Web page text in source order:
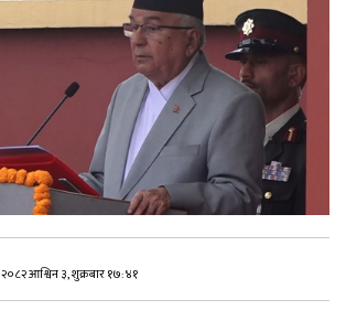
२०८२ आश्विन ३, शुक्रबार १७:४१